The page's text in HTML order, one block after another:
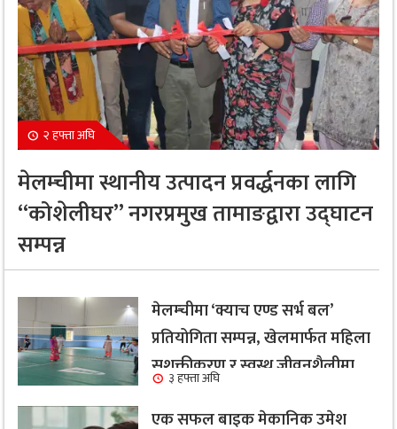
२ हफ्ता अघि
मेलम्चीमा स्थानीय उत्पादन प्रवर्द्धनका लागि
“कोशेलीघर” नगरप्रमुख तामाङद्वारा उद्घाटन
सम्पन्न
मेलम्चीमा ‘क्याच एण्ड सर्भ बल’
प्रतियोगिता सम्पन्न, खेलमार्फत महिला
सशक्तीकरण र स्वस्थ जीवनशैलीमा
जोड
३ हफ्ता अघि
एक सफल बाइक मेकानिक उमेश